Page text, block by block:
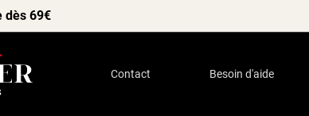
dès 69€
Contact Besoin d'aide